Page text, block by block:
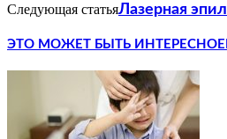
Следующая статьяЛазерная
ЭТО МОЖЕТ БЫТЬ ИНТЕРЕСНО